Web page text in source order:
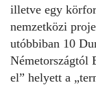
illetve egy
nemzetközi
utóbbiban 10
Németországtól
el” helyett a